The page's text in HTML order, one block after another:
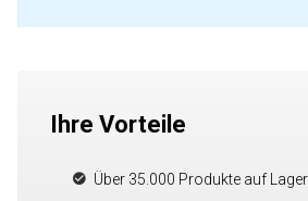
Ihre Vorteile
Über 35.000 Produkte auf